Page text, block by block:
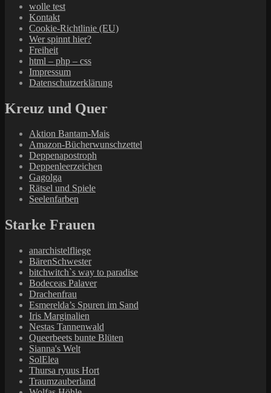
wolle test
Kontakt
Cookie-Richtlinie (EU)
Wer spinnt hier?
Freiheit
html – php – css
Impressum
Datenschutzerklärung
Kreuz und Quer
Aktion Bantam-Mais
Amazon-Bücherwunschzettel
Deppenapostroph
Deppenleerzeichen
Gagolga
Rätsel und Spiele
Seelenfarben
Starke Frauen
anarchistelfliege
BärenSchwester
bitchwitch`s way to paradise
Bodeceas Palaver
Drachenfrau
Esmerelda’s Spuren im Sand
Iris Marginalien
Nestas Tannenwald
Queerbeets bunte Blüten
Sianna's Welt
SolElea
Thursa ryuus Hort
Traumzauberland